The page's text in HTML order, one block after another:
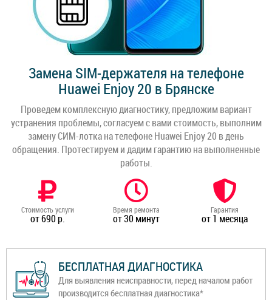
Замена SIM-держателя на телефоне
Huawei Enjoy 20 в Брянске
Проведем комплексную диагностику, предложим вариант
устранения проблемы, согласуем с вами стоимость, выполним
замену СИМ-лотка на телефоне Huawei Enjoy 20 в день
обращения. Протестируем и дадим гарантию на выполненные
работы.
Стоимость услуги
от 690 р.
Время ремонта
от 30 минут
Гарантия
от 1 месяца
БЕСПЛАТНАЯ ДИАГНОСТИКА
Для выявления неисправности, перед началом работ
производится бесплатная диагностика*